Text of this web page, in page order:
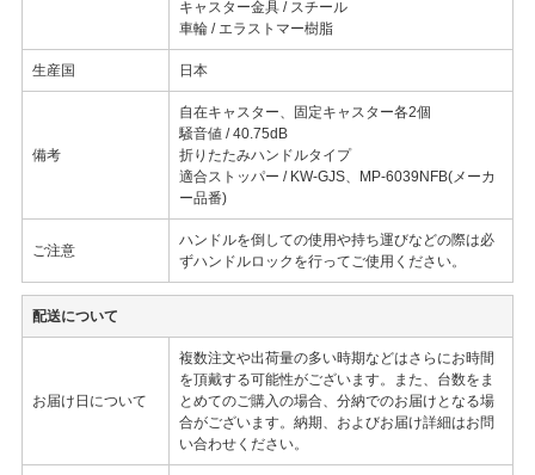
キャスター金具 / スチール
車輪 / エラストマー樹脂
生産国 日本
備考
自在キャスター、固定キャスター各2個
騒音値 / 40.75dB
折りたたみハンドルタイプ
適合ストッパー / KW-GJS、MP-6039NFB(メーカ
ー品番)
ご注意
ハンドルを倒しての使用や持ち運びなどの際は必
ずハンドルロックを行ってご使用ください。
配送について
お届け日について
複数注文や出荷量の多い時期などはさらにお時間
を頂戴する可能性がございます。また、台数をま
とめてのご購入の場合、分納でのお届けとなる場
合がございます。納期、およびお届け詳細はお問
い合わせください。